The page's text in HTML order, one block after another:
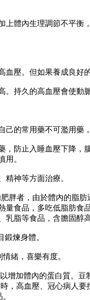
內生理調節不平衡
。但如果養成良好
久的高血壓會使動
常用藥不可濫用藥
止入睡血壓下降，
用。
神等方面治療。
者，由於體內的脂肪
食品，多吃低脂肪
脂等食品，含膽固醇
煉身體。
緒，喜樂有度。
體內的蛋白質。豆
，高血壓、冠心病人